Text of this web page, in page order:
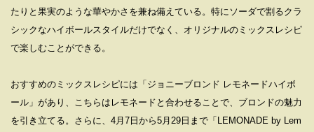
たりと果実のような華やかさを兼ね備えている。特にソーダで割るクラ
シックなハイボールスタイルだけでなく、オリジナルのミックスレシピ
で楽しむことができる。
おすすめのミックスレシピには「ジョニーブロンド レモネードハイボ
ール」があり、こちらはレモネードと合わせることで、ブロンドの魅力
を引き立てる。さらに、4月7日から5月29日まで「LEMONADE by Lem